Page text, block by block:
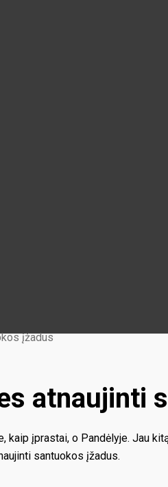
įžadus
atnaujinti
kaip įprastai, o Pandėlyje. Jau
santuokos įžadus.